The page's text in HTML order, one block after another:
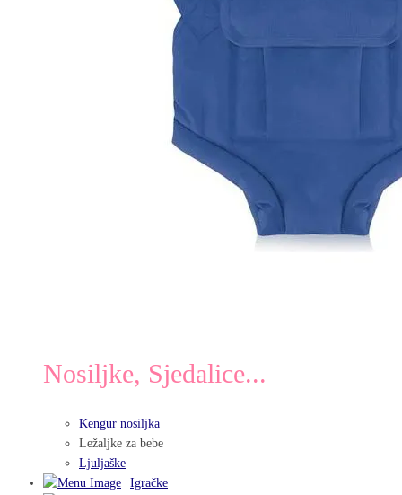
Nosiljke, Sjedalice...
Kengur nosiljka
Ležaljke za bebe
Ljuljaške
Igračke